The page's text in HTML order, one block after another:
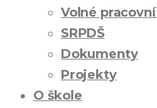
Volné
SRPDŠ
Dokumenty
Projekty
O škole